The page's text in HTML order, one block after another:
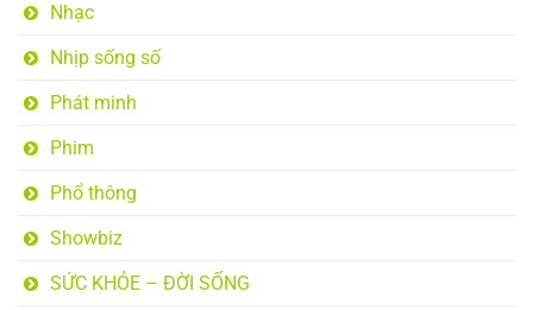
Nhạc
Nhịp sống số
Phát minh
Phim
Phổ thông
Showbiz
SỨC KHỎE – ĐỜI SỐNG